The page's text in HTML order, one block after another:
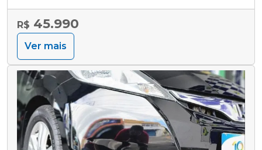
R$ 45.990
Ver mais